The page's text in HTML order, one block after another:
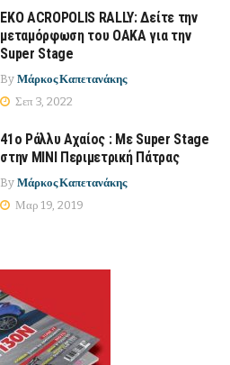
EKO ACROPOLIS RALLY: Δείτε την
μεταμόρφωση του ΟΑΚΑ για την
Super Stage
By Μάρκος Καπετανάκης
Σεπ 3, 2022
41ο Ράλλυ Αχαίος : Με Super Stage
στην ΜΙΝΙ Περιμετρική Πάτρας
By Μάρκος Καπετανάκης
Μαρ 19, 2019